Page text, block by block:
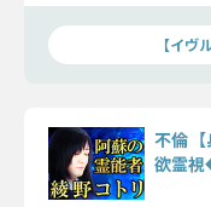
【イヴ
不倫【
欲霊